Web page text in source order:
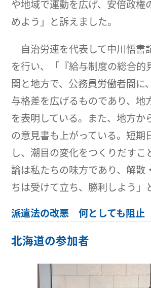
や地域で運動を広げ、安倍政権
めよう」と訴えました。
自治労連を代表して中川悟書
を行い、「『給与制度の総合的
関と地方で、公務員労働者間に
与格差を広げるものであり、地
を表明している。また、地方か
の意見書も上がっている。短期
し、潮目の変化をつくりだすこ
論は私たちの味方であり、解散
ちは受けて立ち、勝利しよう」
派遣法の改悪 何としても阻止
北海道の参加者